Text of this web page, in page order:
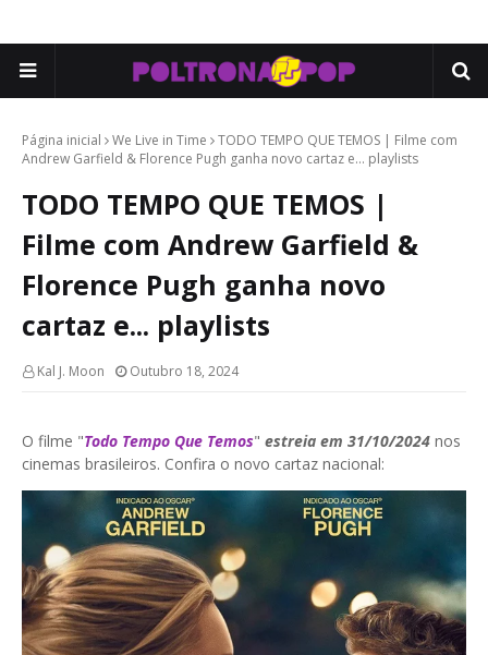
Página inicial We Live in Time
TODO TEMPO QUE TEMOS | Filme com
Andrew Garfield & Florence Pugh ganha novo cartaz e... playlists
TODO TEMPO QUE TEMOS |
Filme com Andrew Garfield &
Florence Pugh ganha novo
cartaz e... playlists
Kal J. Moon Outubro 18, 2024
O filme "Todo Tempo Que Temos" estreia em 31/10/2024 nos
cinemas brasileiros. Confira o novo cartaz nacional: